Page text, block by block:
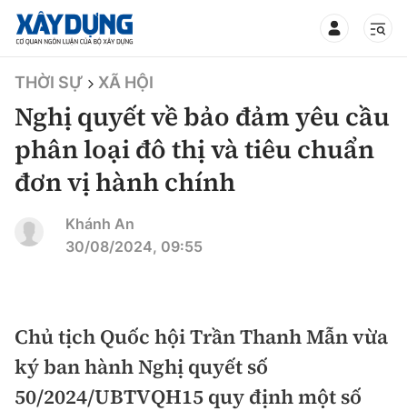
TIN BỘ XÂY DỰNG
CHUYÊN MỤC
Mới nhất
Chính trị
Xã hội
Xây dựng
Chỉ đạo điều hành
Giao thông
THỜI SỰ XÃ HỘI
Nghị quyết về bảo đảm yêu cầu
phân loại đô thị và tiêu chuẩn
đơn vị hành chính
Khánh An
30/08/2024, 09:55
Chủ tịch Quốc hội Trần Thanh Mẫn vừa
ký ban hành Nghị quyết số
50/2024/UBTVQH15 quy định một số